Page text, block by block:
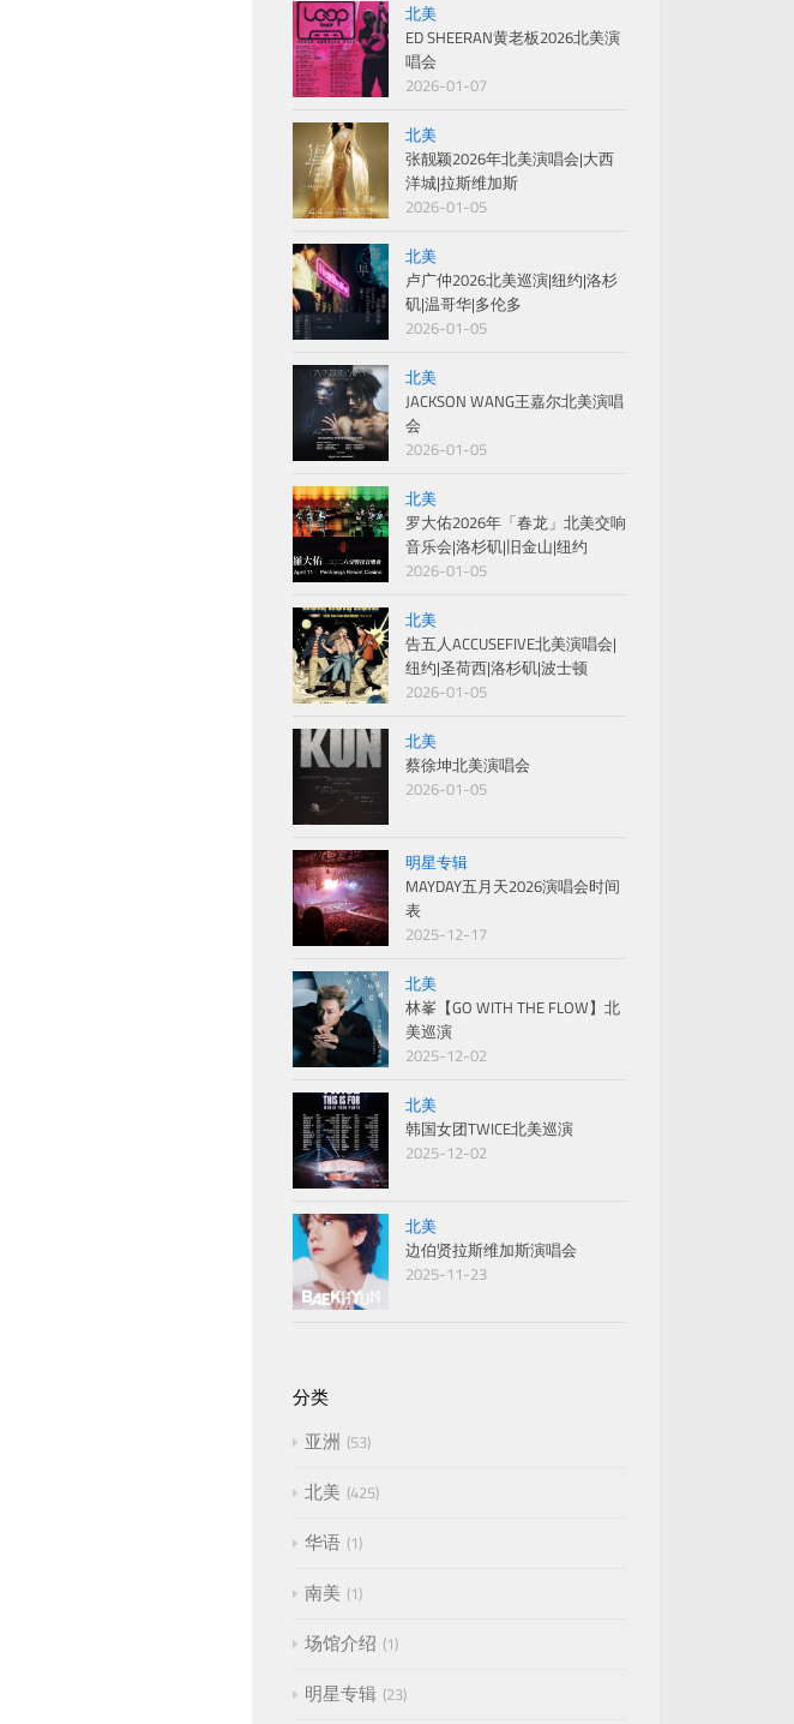
北美
ED SHEERAN黄老板2026北美演
唱会
2026-01-07
北美
张靓颖2026年北美演唱会|大西
洋城|拉斯维加斯
2026-01-05
北美
卢广仲2026北美巡演|纽约|洛杉
矶|温哥华|多伦多
2026-01-05
北美
JACKSON WANG王嘉尔北美演唱
会
2026-01-05
北美
罗大佑2026年「春龙」北美交响
音乐会|洛杉矶|旧金山|纽约
2026-01-05
北美
告五人ACCUSEFIVE北美演唱会|
纽约|圣荷西|洛杉矶|波士顿
2026-01-05
北美
蔡徐坤北美演唱会
2026-01-05
明星专辑
MAYDAY五月天2026演唱会时间
表
2025-12-17
北美
林峯【GO WITH THE FLOW】北
美巡演
2025-12-02
北美
韩国女团TWICE北美巡演
2025-12-02
北美
边伯贤拉斯维加斯演唱会
2025-11-23
分类
亚洲 53
北美 425
华语 1
南美 1
场馆介绍 1
明星专辑 23